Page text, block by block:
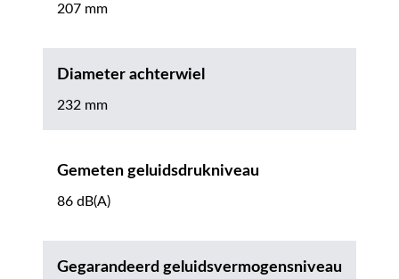
207 mm
Diameter achterwiel
232 mm
Gemeten geluidsdrukniveau
86 dB(A)
Gegarandeerd geluidsvermogensniveau